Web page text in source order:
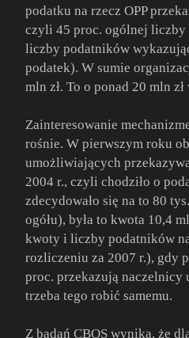
podatku na rzecz OPP
czyli 45 proc. ogólnej liczby
liczby podatników
podatek). W sumie
mln zł. To o ponad 20 mln
Zainteresowanie
rośnie. W pierwszym roku
umożliwiających
2004 r., czyli chodziło o
zdecydowało się na to 80
ogółu), była to kwota 10,4
kwoty i liczby podatników
rozliczeniu za 2007 r.), gdy
proc. przekazują naczelnicy
trzeba tego robić samemu.
Z badań CBOS wynika, że